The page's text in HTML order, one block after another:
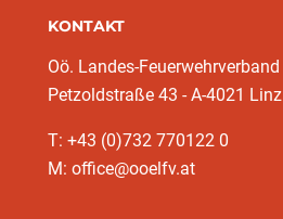
KONTAKT
Oö. Landes-Feuerwehrverband
Petzoldstraße 43 - A-4021 Linz
T: +43 (0)732 770122 0
M: office@ooelfv.at